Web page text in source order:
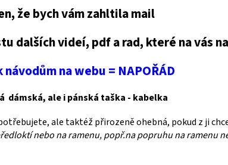
že bych vám zahltila mail
dalších videí, pdf a rad, které na vás
na webu = NAPOŘÁD
dámská, ale i pánská taška - kabelka
ale taktéž přirozeně ohebná, pokud z ji
nebo na ramenu, popř.na popruhu na ramenu